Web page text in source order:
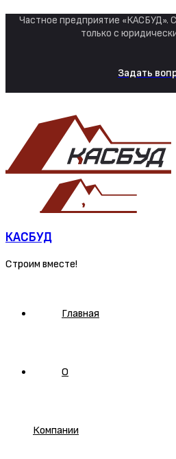
Частное предприятие «КАСБУД».
только с
Задать
КАСБУД
Строим вместе!
Главная
О
Компании